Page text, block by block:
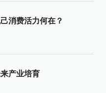
消费活力何在？
产业培育